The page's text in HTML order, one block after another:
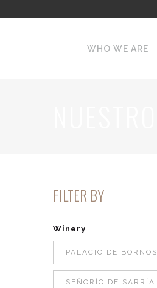
WHO WE ARE
FILTER BY
Winery
PALACIO DE BORNOS
SEÑORÍO DE SARRÍA